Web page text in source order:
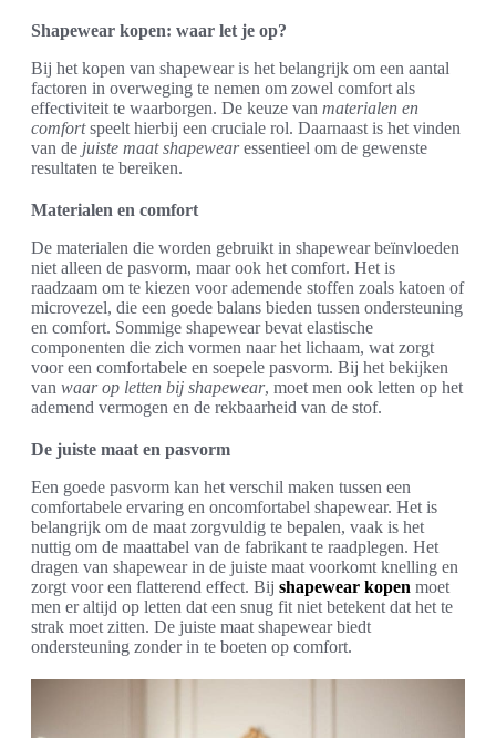
Shapewear kopen: waar let je op?
Bij het kopen van shapewear is het belangrijk om een aantal
factoren in overweging te nemen om zowel comfort als
effectiviteit te waarborgen. De keuze van materialen en
comfortspeelt hierbij een cruciale rol. Daarnaast is het vinden
van de juiste maat shapewearessentieel om de gewenste
resultaten te bereiken.
Materialen en comfort
De materialen die worden gebruikt in shapewear beïnvloeden
niet alleen de pasvorm, maar ook het comfort. Het is
raadzaam om te kiezen voor ademende stoffen zoals katoen of
microvezel, die een goede balans bieden tussen ondersteuning
en comfort. Sommige shapewear bevat elastische
componenten die zich vormen naar het lichaam, wat zorgt
voor een comfortabele en soepele pasvorm. Bij het bekijken
van waar op letten bij shapewear, moet men ook letten op het
ademend vermogen en de rekbaarheid van de stof.
De juiste maat en pasvorm
Een goede pasvorm kan het verschil maken tussen een
comfortabele ervaring en oncomfortabel shapewear. Het is
belangrijk om de maat zorgvuldig te bepalen, vaak is het
nuttig om de maattabel van de fabrikant te raadplegen. Het
dragen van shapewear in de juiste maat voorkomt knelling en
zorgt voor een flatterend effect. Bij shapewear kopen moet
men er altijd op letten dat een snug fit niet betekent dat het te
strak moet zitten. De juiste maat shapewear biedt
ondersteuning zonder in te boeten op comfort.